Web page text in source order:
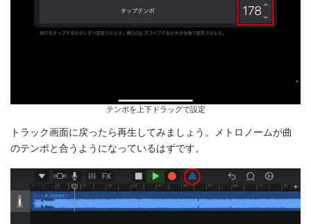
テンポを上下ドラッグで設定
トラック画面に戻ったら再生してみましょう。メトロノームが曲
のテンポと合うようになっているはずです。